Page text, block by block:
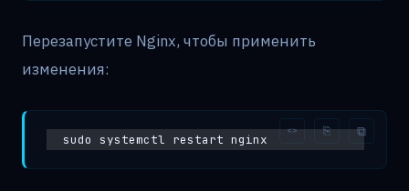
Перезапустите Nginx, чтобы применить
изменения:
sudo systemctl restart nginx